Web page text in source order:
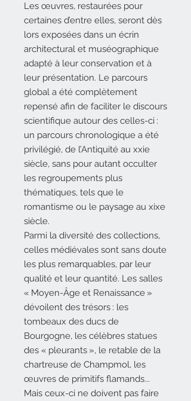
Les œuvres, restaurées pour
certaines d’entre elles, seront dès
lors exposées dans un écrin
architectural et muséographique
adapté à leur conservation et à
leur présentation. Le parcours
global a été complètement
repensé afin de faciliter le discours
scientifique autour des celles-ci :
un parcours chronologique a été
privilégié, de l’Antiquité au xxie
siècle, sans pour autant occulter
les regroupements plus
thématiques, tels que le
romantisme ou le paysage au xixe
siècle.
Parmi la diversité des collections,
celles médiévales sont sans doute
les plus remarquables, par leur
qualité et leur quantité. Les salles
« Moyen-Âge et Renaissance »
dévoilent des trésors : les
tombeaux des ducs de
Bourgogne, les célèbres statues
des « pleurants », le retable de la
chartreuse de Champmol, les
œuvres de primitifs flamands...
Mais ceux-ci ne doivent pas faire